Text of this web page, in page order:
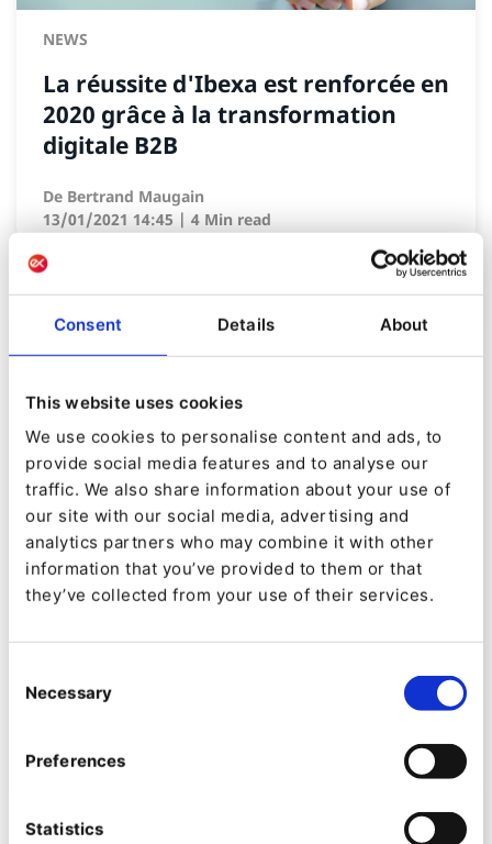
Consent Details About
This website uses cookies
We use cookies to personalise content and ads, to
provide social media features and to analyse our
traffic. We also share information about your use of
our site with our social media, advertising and
analytics partners who may combine it with other
information that you’ve provided to them or that
they’ve collected from your use of their services.
Selection
Necessary
Preferences
Statistics
NEWS
La réussite d'Ibexa est renforcée en
2020 grâce à la transformation
digitale B2B
De Bertrand Maugain
13/01/2021 14:45 | 4 Min read
EDITORIAL INSIGHTS
B2B : la clé de la croissance réside
changement
De
17/12/2020 10:41